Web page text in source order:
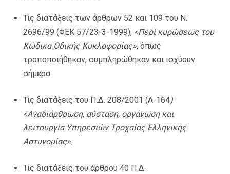
Τις διατάξεις των άρθρων 52 και 109 του Ν.
2696/99 (ΦΕΚ 57/23-3-1999), «Περί κυρώσεως του
Κώδικα Οδικής Κυκλοφορίας», όπως
τροποποιήθηκαν, συμπληρώθηκαν και ισχύουν
σήμερα.
Τις διατάξεις του Π.Δ. 208/2001 (Α-164)
«Αναδιάρθρωση, σύσταση, οργάνωση και
λειτουργία Υπηρεσιών Τροχαίας Ελληνικής
Αστυνομίας».
Τις διατάξεις του άρθρου 40 Π.Δ.